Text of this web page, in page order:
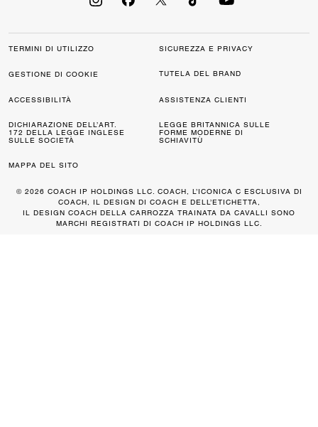
TERMINI DI UTILIZZO SICUREZZA E PRIVACY
GESTIONE DI COOKIE TUTELA DEL BRAND
ACCESSIBILITÀ ASSISTENZA CLIENTI
DICHIARAZIONE DELL’ART.
172 DELLA LEGGE INGLESE
SULLE SOCIETÀ
LEGGE BRITANNICA SULLE
FORME MODERNE DI
SCHIAVITÙ
MAPPA DEL SITO
© 2026 COACH IP HOLDINGS LLC. COACH, L’ICONICA C ESCLUSIVA DI
COACH, IL DESIGN DI COACH E DELL’ETICHETTA,
IL DESIGN COACH DELLA CARROZZA TRAINATA DA CAVALLI SONO
MARCHI REGISTRATI DI COACH IP HOLDINGS LLC.